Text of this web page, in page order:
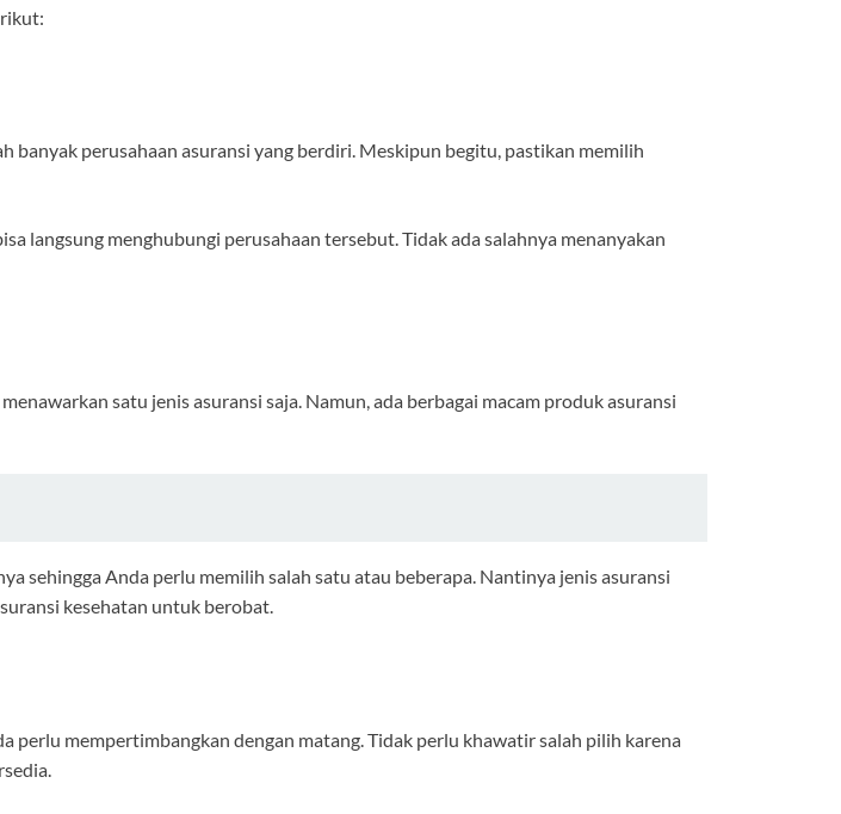
perusahaan asuransi yang berdiri. Meskipun begitu, pastikan memilih
langsung menghubungi perusahaan tersebut. Tidak ada salahnya menanyakan
satu jenis asuransi saja. Namun, ada berbagai macam produk asuransi
sehingga Anda perlu memilih salah satu atau beberapa. Nantinya jenis asuransi
kesehatan untuk berobat.
mempertimbangkan dengan matang. Tidak perlu khawatir salah pilih karena